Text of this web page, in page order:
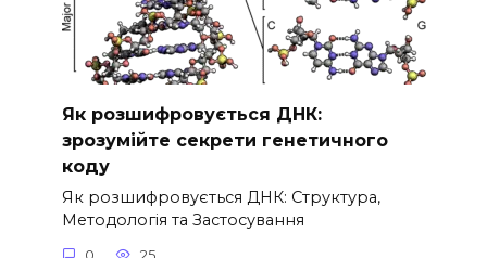
Як розшифровується ДНК:
зрозумійте секрети генетичного
коду
Як розшифровується ДНК: Структура,
Методологія та Застосування